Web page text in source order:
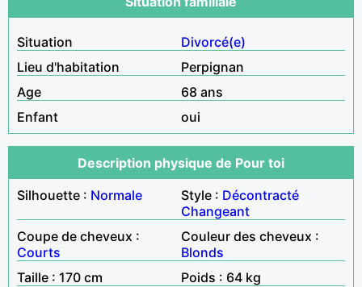
Situation
Divorcé(e)
Lieu d'habitation
Perpignan
Age
68 ans
Enfant
oui
Description physique de Pour toi
Silhouette : Normale Style : Décontracté
Changeant
Coupe de cheveux :
Courts
Couleur des cheveux :
Blonds
Taille : 170 cm
Poids : 64 kg